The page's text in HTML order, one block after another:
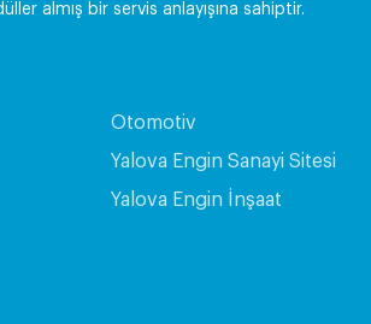
almış bir servis anlayışına sahiptir.
Otomotiv
Yalova Engin Sanayi Sitesi
Yalova Engin İnşaat